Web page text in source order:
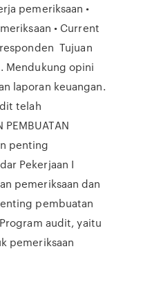
pemeriksaan •
• Current
Tujuan
Mendukung opini
laporan keuangan.
telah
penting
Pekerjaan I
pemeriksaan dan
pembuatan
audit, yaitu
pemeriksaan